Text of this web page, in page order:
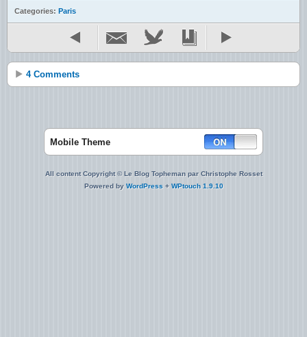
Categories: Paris
4 Comments
Mobile Theme
All content Copyright © Le Blog Topheman par Christophe Rosset
Powered by WordPress + WPtouch 1.9.10